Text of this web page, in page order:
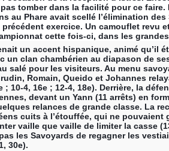
tomber dans la facilité pour ce faire.
au Phare avait scellé l’élimination des
exercice. Un camouflet revu
cette fois-ci, dans les
un accent hispanique, animé qu’il
un clan chambérien au diapason de
salé pour les visiteurs. Au menu
Romain, Queido et Johannes
; 10-4, 16e ; 12-4, 18e). Derrière, la
devant un Yann (11 arrêts) en
relances de grande classe. La
cuits à l’étouffée, qui ne pouvaient
vaille que vaille de limiter la casse
les Savoyards de regagner les
30e).